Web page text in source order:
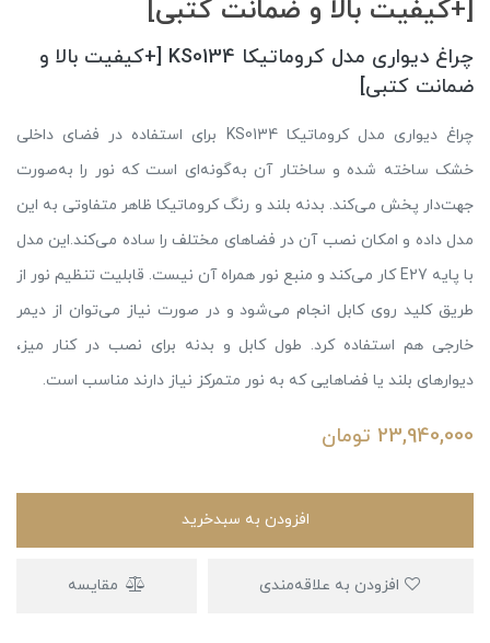
[+کیفیت بالا و ضمانت کتبی]
چراغ دیواری مدل کروماتیکا KS0134 [+کیفیت بالا و
ضمانت کتبی]
چراغ دیواری مدل کروماتیکا KS0134 برای استفاده در فضای داخلی
خشک ساخته شده و ساختار آن به‌گونه‌ای است که نور را به‌صورت
جهت‌دار پخش می‌کند. بدنه بلند و رنگ کروماتیکا ظاهر متفاوتی به این
مدل داده و امکان نصب آن در فضاهای مختلف را ساده می‌کند.این مدل
با پایه E27 کار می‌کند و منبع نور همراه آن نیست. قابلیت تنظیم نور از
طریق کلید روی کابل انجام می‌شود و در صورت نیاز می‌توان از دیمر
خارجی هم استفاده کرد. طول کابل و بدنه برای نصب در کنار میز،
دیوارهای بلند یا فضاهایی که به نور متمرکز نیاز دارند مناسب است.
23,940,000 تومان
افزودن به سبدخرید
مقایسه